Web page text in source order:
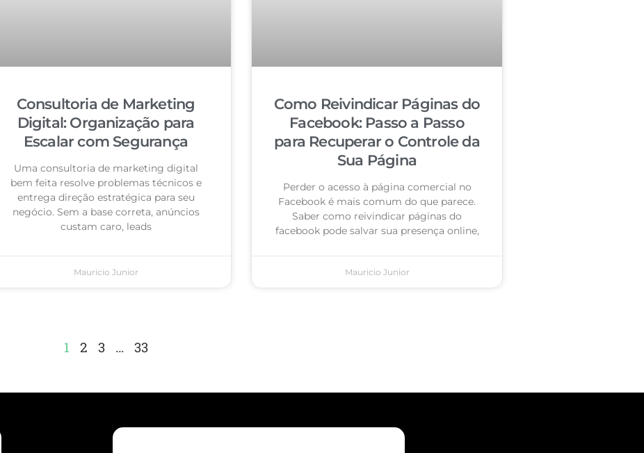
Consultoria de Marketing
Digital: Organização para
Escalar com Segurança
Uma consultoria de marketing digital
bem feita resolve problemas técnicos e
entrega direção estratégica para seu
negócio. Sem a base correta, anúncios
custam caro, leads
Mauricio Junior
Como Reivindicar Páginas do
Facebook: Passo a Passo
para Recuperar o Controle da
Sua Página
Perder o acesso à página comercial no
Facebook é mais comum do que parece.
Saber como reivindicar páginas do
facebook pode salvar sua presença online,
Mauricio Junior
1 2 3 … 33